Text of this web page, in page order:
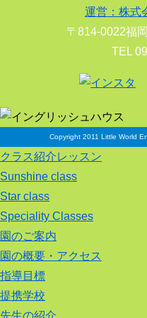
運営：株式
〒814-0022福
TEL
Copyright 2011 Little World
クラス紹介レッスン
Sunshine class
Star class
Speciality Classes
園のご案内
園の概要・アクセス
指導目標
提携学校
先生の紹介